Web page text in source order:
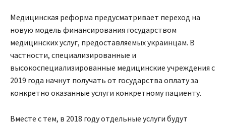
Медицинская реформа предусматривает переход на
новую модель финансирования государством
медицинских услуг, предоставляемых украинцам. В
частности, специализированные и
высокоспециализированные медицинские учреждения с
2019 года начнут получать от государства оплату за
конкретно оказанные услуги конкретному пациенту.
Вместе с тем, в 2018 году отдельные услуги будут